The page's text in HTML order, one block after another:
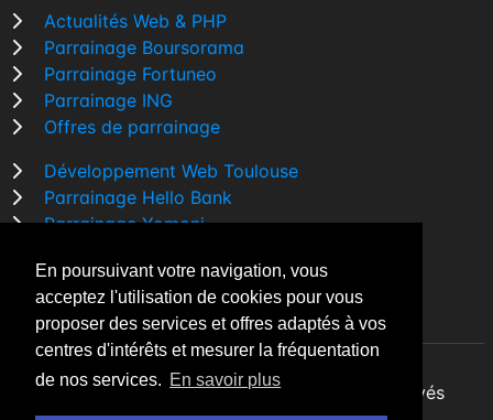
En poursuivant votre navigation, vous
acceptez l'utilisation de cookies pour vous
proposer des services et offres adaptés à vos
centres d'intérêts et mesurer la fréquentation
de nos services. En savoir plus
Actualités Web & PHP
Parrainage Boursorama
Parrainage Fortuneo
Parrainage ING
Offres de parrainage
Développement Web Toulouse
Parrainage Hello Bank
Parrainage Yomoni
Comparatif banque
By Night v5.7.3| © 2026 - Tous droits réservés